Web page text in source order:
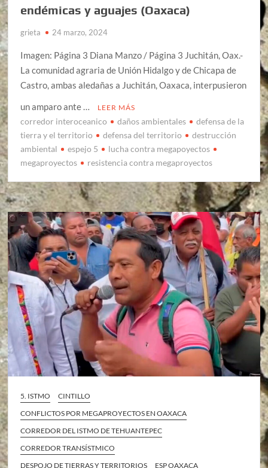
endémicas y aguajes (Oaxaca)
grieta 24 marzo, 2024
Imagen: Página 3 Diana Manzo / Página 3 Juchitán, Oax.-
La comunidad agraria de Unión Hidalgo y de Chicapa de
Castro, ambas aledañas a Juchitán, Oaxaca, interpusieron
un amparo ante …
LEER MÁS
corredor interoceanico daños ambientales
defensa de la
tierra y el territorio
defensa del territorio
destrucción
ambiental
espejo 5
lucha contra megapoyectos
megaproyectos
resistencia contra megaproyectos
5. ISTMO
CINTILLO
CONFLICTOS POR MEGAPROYECTOS EN OAXACA
CORREDOR DEL ISTMO DE TEHUANTEPEC
CORREDOR TRANSÍSTMICO
DESPOJO DE TIERRAS Y TERRITORIOS
ESP OAXACA